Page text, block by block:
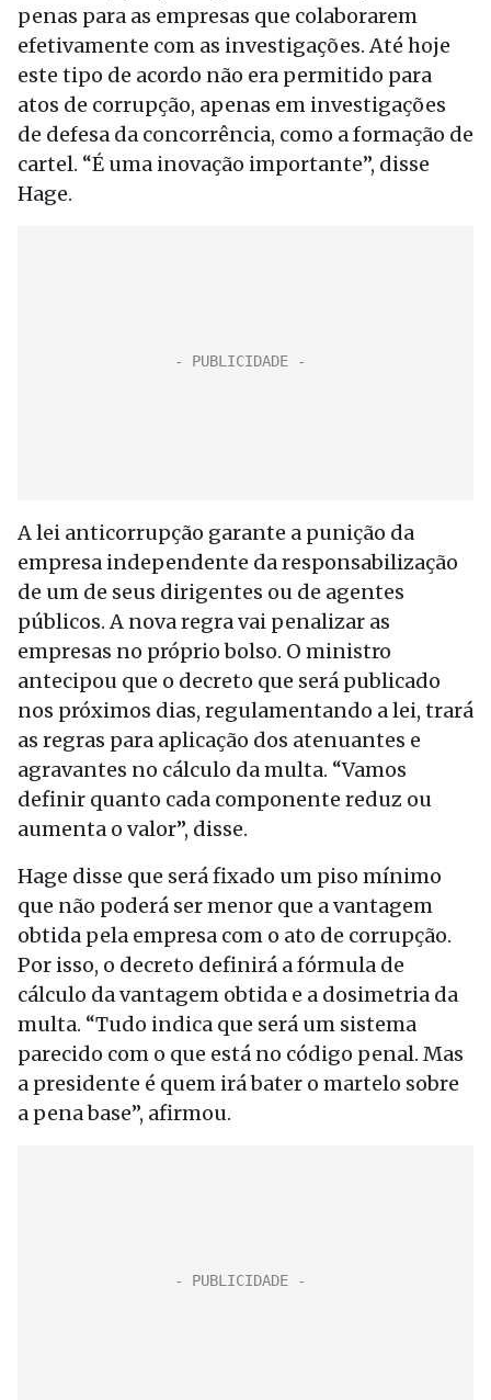
penas para as empresas que colaborarem
efetivamente com as investigações. Até hoje
este tipo de acordo não era permitido para
atos de corrupção, apenas em investigações
de defesa da concorrência, como a formação de
cartel. “É uma inovação importante”, disse
Hage.
A lei anticorrupção garante a punição da
empresa independente da responsabilização
de um de seus dirigentes ou de agentes
públicos. A nova regra vai penalizar as
empresas no próprio bolso. O ministro
antecipou que o decreto que será publicado
nos próximos dias, regulamentando a lei, trará
as regras para aplicação dos atenuantes e
agravantes no cálculo da multa. “Vamos
definir quanto cada componente reduz ou
aumenta o valor”, disse.
Hage disse que será fixado um piso mínimo
que não poderá ser menor que a vantagem
obtida pela empresa com o ato de corrupção.
Por isso, o decreto definirá a fórmula de
cálculo da vantagem obtida e a dosimetria da
multa. “Tudo indica que será um sistema
parecido com o que está no código penal. Mas
a presidente é quem irá bater o martelo sobre
a pena base”, afirmou.